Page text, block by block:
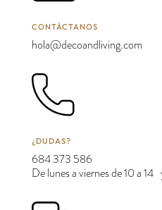
CONTÁCTANOS
hola@decoandliving.com
¿DUDAS?
684 373 586
De lunes a viernes de 10 a 14